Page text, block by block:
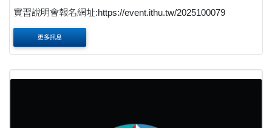
實習說明會報名網址:https://event.ithu.tw/2025100079
更多訊息